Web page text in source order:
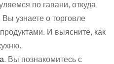
по гавани, откуда
узнаете о торговле
И выясните, как
. Вы познакомитесь с